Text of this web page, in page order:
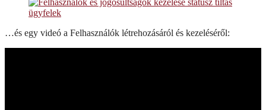
…és egy videó a Felhasználók létrehozásáról és kezeléséről: